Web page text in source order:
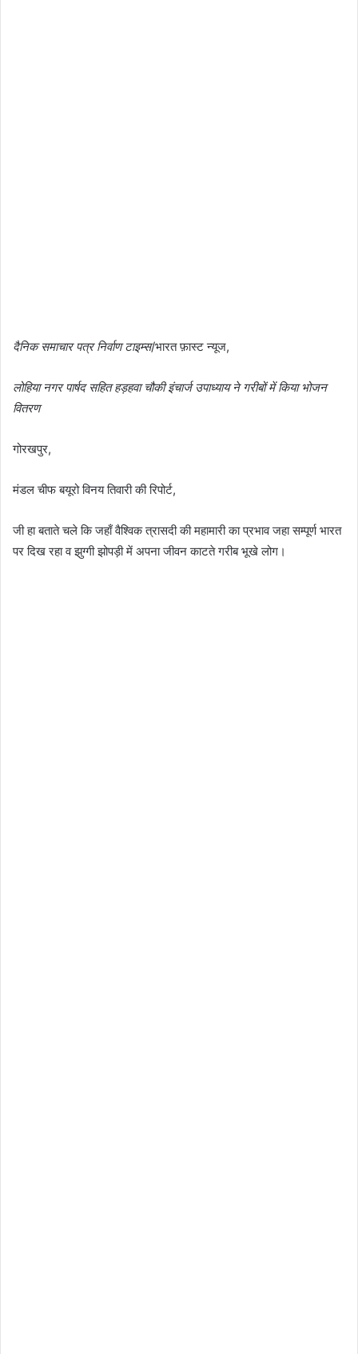
दैनिक समाचार पत्र निर्वाण टाइम्स/भारत फ़ास्ट न्यूज,
लोहिया नगर पार्षद सहित हड़हवा चौकी इंचार्ज उपाध्याय ने गरीबों में किया भोजन
वितरण
गोरखपुर,
मंडल चीफ बयूरो विनय तिवारी की रिपोर्ट,
जी हा बताते चले कि जहाँ वैश्विक त्रासदी की महामारी का प्रभाव जहा सम्पूर्ण भारत
पर दिख रहा व झुग्गी झोपड़ी में अपना जीवन काटते गरीब भूखे लोग।